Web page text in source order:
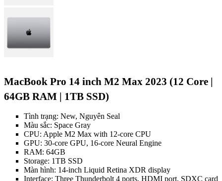
MacBook Pro 14 inch M2 Max 2023 (12 Core |
64GB RAM | 1TB SSD)
Tình trạng: New, Nguyên Seal
Màu sắc: Space Gray
CPU: Apple M2 Max with 12‑core CPU
GPU: 30‑core GPU, 16‑core Neural Engine
RAM: 64GB
Storage: 1TB SSD
Màn hình: 14-inch Liquid Retina XDR display
Interface: Three Thunderbolt 4 ports, HDMI port, SDXC card